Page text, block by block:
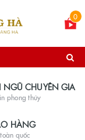
0
NGŨ CHUYÊN GIA
phong thủy
HÀNG
quốc